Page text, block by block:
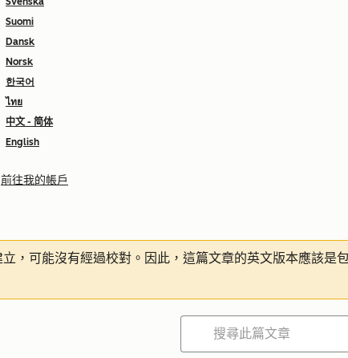
Suomi
Dansk
Norsk
한국어
ไทย
中文 - 简体
English
前往我的帳戶
，可能沒有經過校對。因此，這篇文章的英文版本應該是